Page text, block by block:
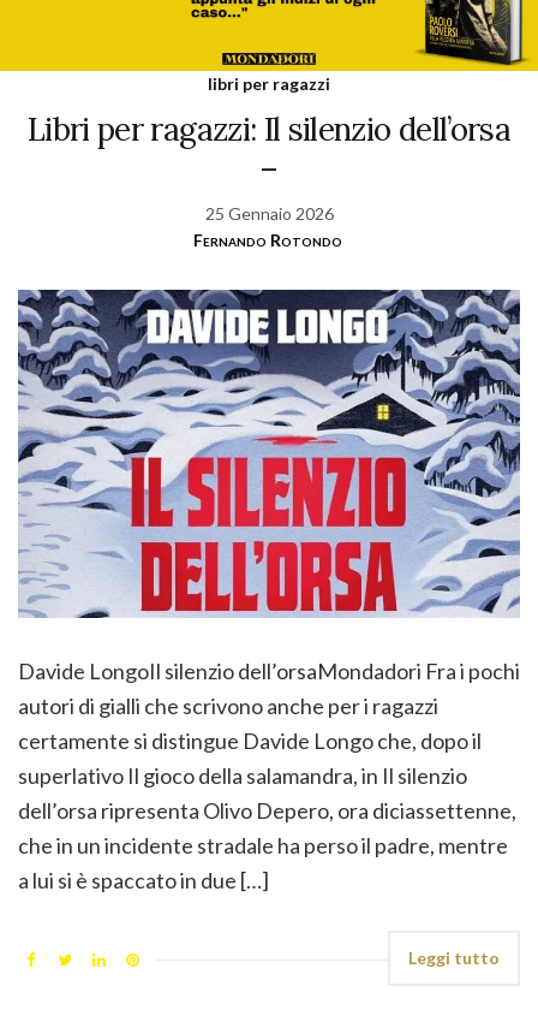
libri per ragazzi
Libri per ragazzi: Il silenzio dell’orsa
–
25 Gennaio 2026
Fernando Rotondo
Davide LongoIl silenzio dell’orsaMondadori Fra i pochi
autori di gialli che scrivono anche per i ragazzi
certamente si distingue Davide Longo che, dopo il
superlativo Il gioco della salamandra, in Il silenzio
dell’orsa ripresenta Olivo Depero, ora diciassettenne,
che in un incidente stradale ha perso il padre, mentre
a lui si è spaccato in due […]
Leggi tutto